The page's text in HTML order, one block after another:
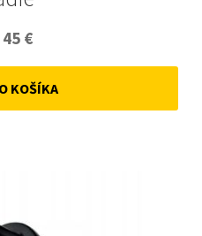
Original
45 €
price
is:
KOŠÍKA